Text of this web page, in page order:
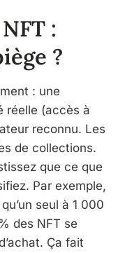
:
?
: une
réelle (accès à
reconnu. Les
de collections.
que ce que
Par exemple,
seul à 1 000
des NFT se
Ça fait